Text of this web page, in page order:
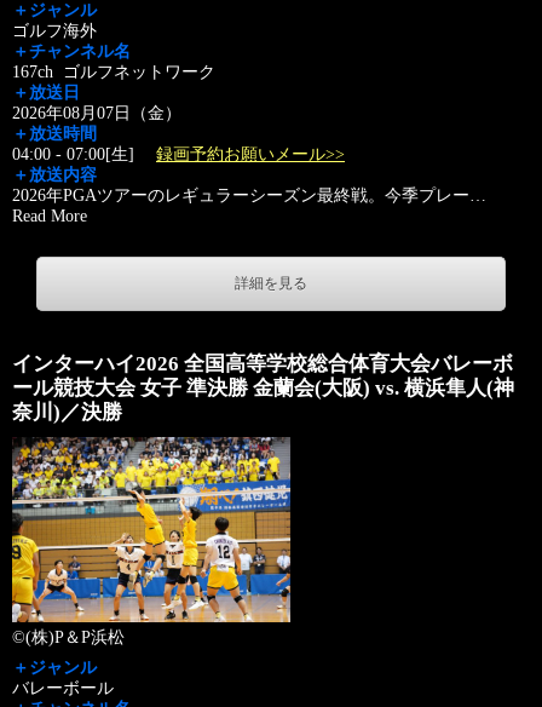
＋ジャンル
ゴルフ海外
＋チャンネル名
167ch ゴルフネットワーク
＋放送日
2026年08月07日（金）
＋放送時間
04:00 - 07:00[生] 録画予約お願いメール>>
＋放送内容
2026年PGAツアーのレギュラーシーズン最終戦。今季プレー…
Read More
詳細を見る
インターハイ2026 全国高等学校総合体育大会バレーボ
ール競技大会 女子 準決勝 金蘭会(大阪) vs. 横浜隼人(神
奈川)／決勝
©(株)P＆P浜松
＋ジャンル
バレーボール